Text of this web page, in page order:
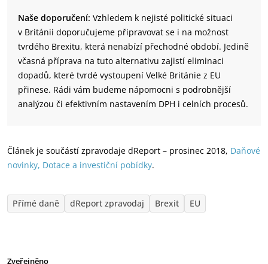
Naše doporučení: Vzhledem k nejisté politické situaci
v Británii doporučujeme připravovat se i na možnost
tvrdého Brexitu, která nenabízí přechodné období. Jedině
včasná příprava na tuto alternativu zajistí eliminaci
dopadů, které tvrdé vystoupení Velké Británie z EU
přinese. Rádi vám budeme nápomocni s podrobnější
analýzou či efektivním nastavením DPH i celních procesů.
Článek je součástí zpravodaje dReport – prosinec 2018, Daňové
novinky, Dotace a investiční pobídky.
Přímé daně dReport zpravodaj Brexit EU
Zveřejněno